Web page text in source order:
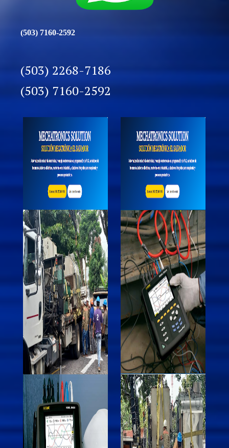
(503) 7160-2592
(503) 2268-7186
(503) 7160-2592